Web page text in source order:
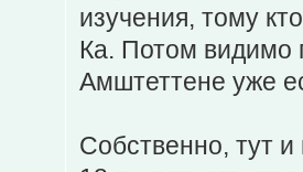
изучения, тому
Ка. Потом видимо
Амштеттене уже
Собственно, тут и